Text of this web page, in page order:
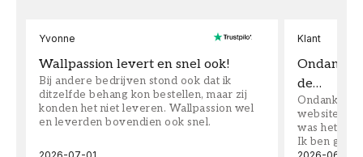
Yvonne
Wallpassion levert en snel ook!
Bij andere bedrijven stond ook dat ik
ditzelfde behang kon bestellen, maar zij
konden het niet leveren. Wallpassion wel
en leverden bovendien ook snel.
Klant
Ondanks
de…
Ondanks
website
was het
Ik ben